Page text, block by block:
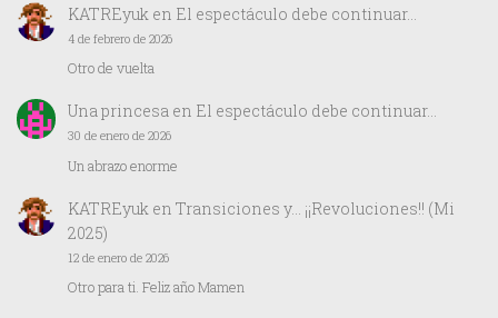
KATREyuk en El espectáculo debe continuar…
4 de febrero de 2026
Otro de vuelta
Una princesaen El espectáculo debe continuar…
30 de enero de 2026
Un abrazo enorme
KATREyuken Transiciones y… ¡¡Revoluciones!! (Mi
2025)
12 de enero de 2026
Otro para ti. Feliz año Mamen